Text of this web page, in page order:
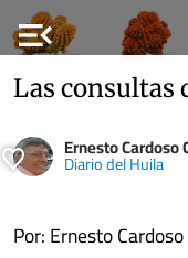
menu_open
Las consultas
Ernesto Cardoso
Diario del Huila
Por: Ernesto